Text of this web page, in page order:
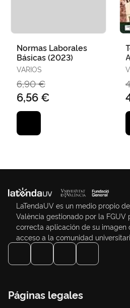
Normas Laborales
Básicas (2023)
VARIOS
6,90 €
6,56 €
LaTendaUV es un medio propio
València gestionado por la FGUV
correcta aplicación de su
acceso a la comunidad
Páginas legales